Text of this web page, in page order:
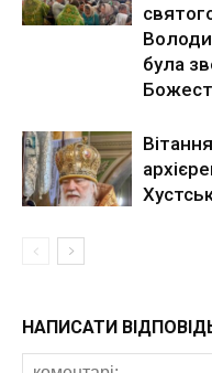
була
НАПИСАТИ